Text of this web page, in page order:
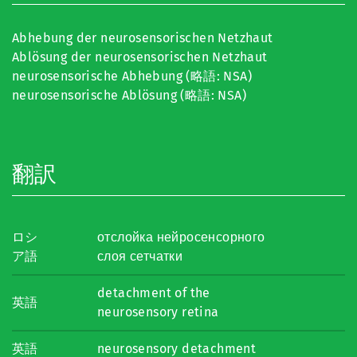
Abhebung der neurosensorischen Netzhaut
Ablösung der neurosensorischen Netzhaut
neurosensorische Abhebung (略語: NSA)
neurosensorische Ablösung (略語: NSA)
翻訳
ロシ
ア語
отслойка нейросенсорного
слоя сетчатки
英語
detachment of the
neurosensory retina
英語 neurosensory detachment